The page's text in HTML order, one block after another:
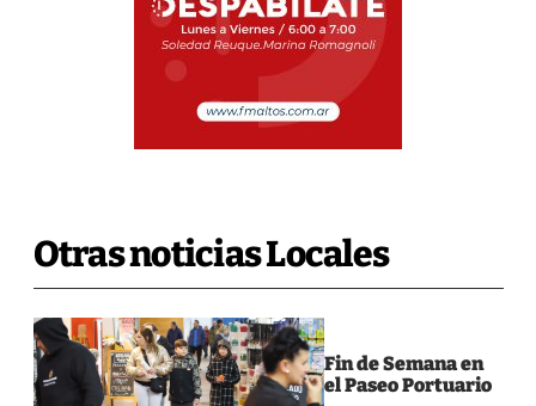
Otras noticias Locales
Fin de Semana en
el Paseo Portuario